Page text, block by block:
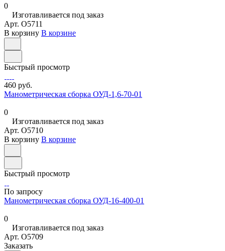
0
Изготавливается под заказ
Арт. O5711
В корзину В корзине
Быстрый просмотр
460 руб.
Манометрическая сборка ОУД-1,6-70-01
0
Изготавливается под заказ
Арт. O5710
В корзину В корзине
Быстрый просмотр
По запросу
Манометрическая сборка ОУД-16-400-01
0
Изготавливается под заказ
Арт. O5709
Заказать